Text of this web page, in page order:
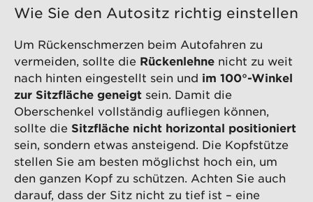
Wie Sie den Autositz richtig einstellen
Um Rückenschmerzen beim Autofahren zu
vermeiden, sollte die Rückenlehne nicht zu weit
nach hinten eingestellt sein und im 100°-Winkel
zur Sitzfläche geneigt sein. Damit die
Oberschenkel vollständig aufliegen können,
sollte die Sitzfläche nicht horizontal positioniert
sein, sondern etwas ansteigend. Die Kopfstütze
stellen Sie am besten möglichst hoch ein, um
den ganzen Kopf zu schützen. Achten Sie auch
darauf, dass der Sitz nicht zu tief ist – eine